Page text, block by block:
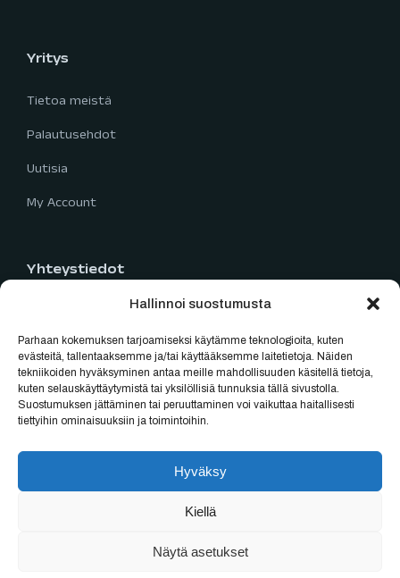
Hallinnoi suostumusta
Parhaan kokemuksen tarjoamiseksi käytämme teknologioita, kuten
evästeitä, tallentaaksemme ja/tai käyttääksemme laitetietoja. Näiden
tekniikoiden hyväksyminen antaa meille mahdollisuuden käsitellä tietoja,
kuten selauskäyttäytymistä tai yksilöllisiä tunnuksia tällä sivustolla.
Suostumuksen jättäminen tai peruuttaminen voi vaikuttaa haitallisesti
tiettyihin ominaisuuksiin ja toimintoihin.
Hyväksy
Kiellä
Näytä asetukset
Yritys
Tietoa meistä
Palautusehdot
Uutisia
My Account
Yhteystiedot
040 777 2819
myynti@oulubikes.fi
Arkisin: 10:00-18:00